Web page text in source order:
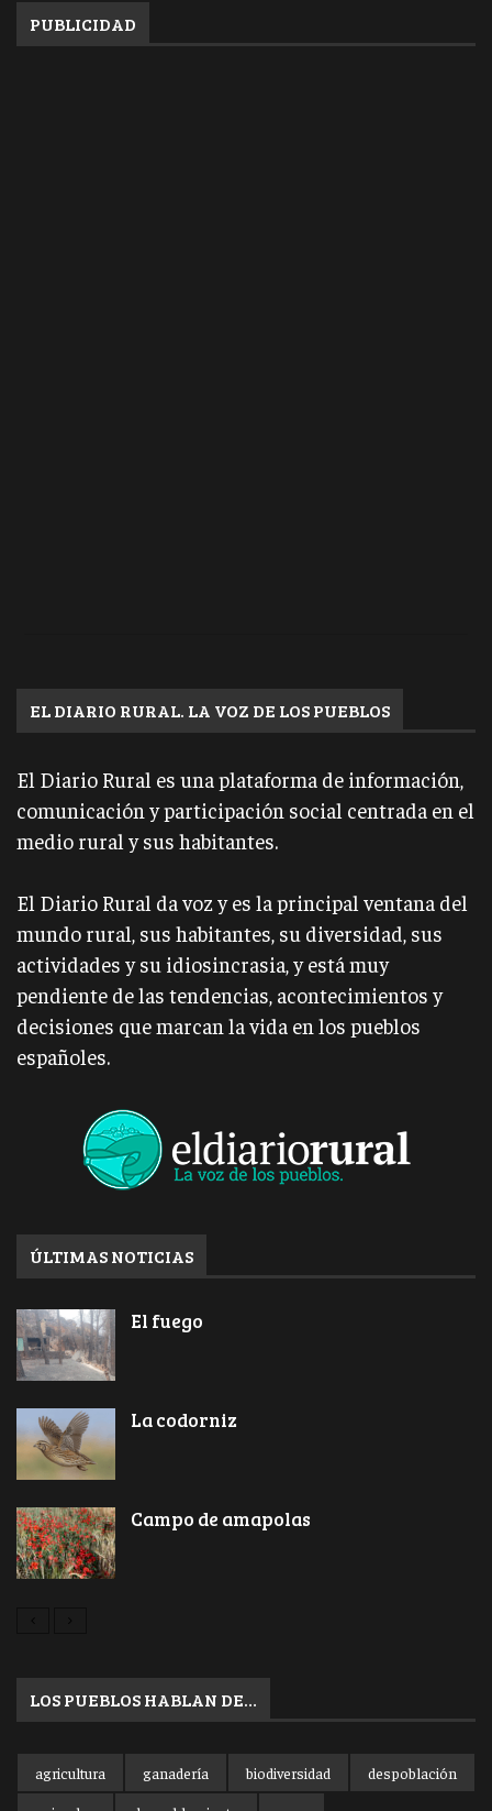
PUBLICIDAD
EL DIARIO RURAL. LA VOZ DE LOS PUEBLOS
El Diario Rural es una plataforma de información,
comunicación y participación social centrada en el
medio rural y sus habitantes.
El Diario Rural da voz y es la principal ventana del
mundo rural, sus habitantes, su diversidad, sus
actividades y su idiosincrasia, y está muy
pendiente de las tendencias, acontecimientos y
decisiones que marcan la vida en los pueblos
españoles.
ÚLTIMAS NOTICIAS
El fuego
La codorniz
Campo de amapolas
LOS PUEBLOS HABLAN DE…
agricultura ganadería biodiversidad
despoblación